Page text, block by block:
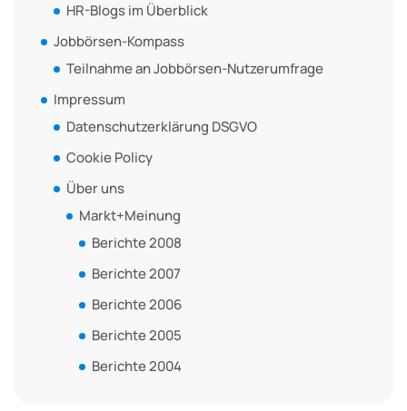
HR-Blogs im Überblick
Jobbörsen-Kompass
Teilnahme an Jobbörsen-Nutzerumfrage
Impressum
Datenschutzerklärung DSGVO
Cookie Policy
Über uns
Markt+Meinung
Berichte 2008
Berichte 2007
Berichte 2006
Berichte 2005
Berichte 2004